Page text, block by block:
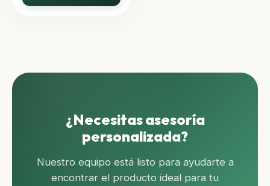
¿Necesitas asesoría
personalizada?
Nuestro equipo está listo para ayudarte a
encontrar el producto ideal para tu